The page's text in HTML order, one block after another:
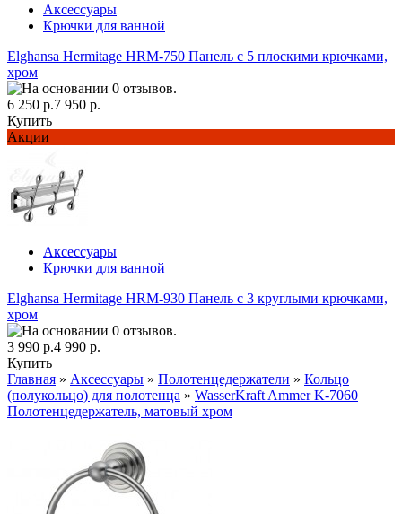
Аксессуары
Крючки для ванной
Elghansa Hermitage HRM-750 Панель с 5 плоскими крючками,
хром
6 250 р.7 950 р.
Купить
Акции
Аксессуары
Крючки для ванной
Elghansa Hermitage HRM-930 Панель с 3 круглыми крючками,
хром
3 990 р.4 990 р.
Купить
Главная » Аксессуары » Полотенцедержатели » Кольцо
(полукольцо) для полотенца » WasserKraft Ammer K-7060
Полотенцедержатель, матовый хром